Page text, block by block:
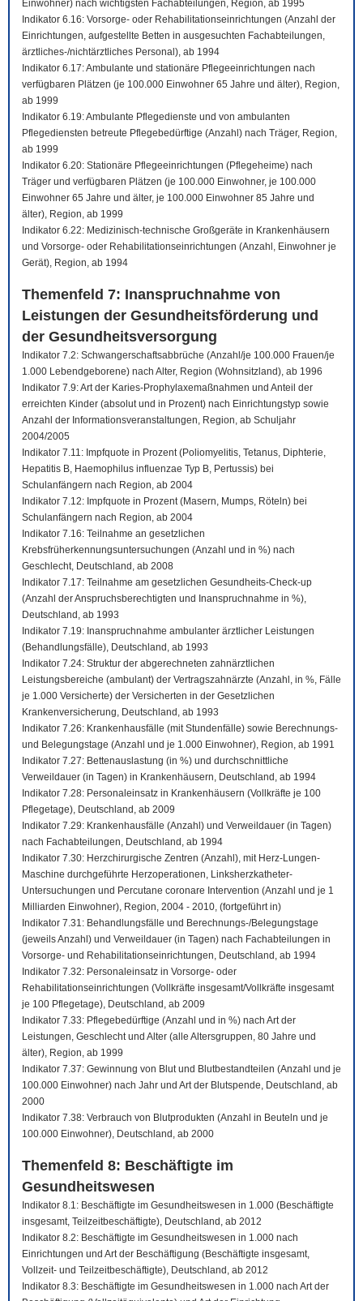
Einwohner) nach wichtigsten Fachabteilungen, Region, ab 1995
Indikator 6.16: Vorsorge- oder Rehabilitationseinrichtungen (Anzahl der
Einrichtungen, aufgestellte Betten in ausgesuchten Fachabteilungen,
ärztliches-/nichtärztliches Personal), ab 1994
Indikator 6.17: Ambulante und stationäre Pflegeeinrichtungen nach
verfügbaren Plätzen (je 100.000 Einwohner 65 Jahre und älter), Region,
ab 1999
Indikator 6.19: Ambulante Pflegedienste und von ambulanten
Pflegediensten betreute Pflegebedürftige (Anzahl) nach Träger, Region,
ab 1999
Indikator 6.20: Stationäre Pflegeeinrichtungen (Pflegeheime) nach
Träger und verfügbaren Plätzen (je 100.000 Einwohner, je 100.000
Einwohner 65 Jahre und älter, je 100.000 Einwohner 85 Jahre und
älter), Region, ab 1999
Indikator 6.22: Medizinisch-technische Großgeräte in Krankenhäusern
und Vorsorge- oder Rehabilitationseinrichtungen (Anzahl, Einwohner je
Gerät), Region, ab 1994
Themenfeld 7: Inanspruchnahme von
Leistungen der Gesundheitsförderung und
der Gesundheitsversorgung
Indikator 7.2: Schwangerschaftsabbrüche (Anzahl/je 100.000 Frauen/je
1.000 Lebendgeborene) nach Alter, Region (Wohnsitzland), ab 1996
Indikator 7.9: Art der Karies-Prophylaxemaßnahmen und Anteil der
erreichten Kinder (absolut und in Prozent) nach Einrichtungstyp sowie
Anzahl der Informationsveranstaltungen, Region, ab Schuljahr
2004/2005
Indikator 7.11: Impfquote in Prozent (Poliomyelitis, Tetanus, Diphterie,
Hepatitis B, Haemophilus influenzae Typ B, Pertussis) bei
Schulanfängern nach Region, ab 2004
Indikator 7.12: Impfquote in Prozent (Masern, Mumps, Röteln) bei
Schulanfängern nach Region, ab 2004
Indikator 7.16: Teilnahme an gesetzlichen
Krebsfrüherkennungsuntersuchungen (Anzahl und in %) nach
Geschlecht, Deutschland, ab 2008
Indikator 7.17: Teilnahme am gesetzlichen Gesundheits-Check-up
(Anzahl der Anspruchsberechtigten und Inanspruchnahme in %),
Deutschland, ab 1993
Indikator 7.19: Inanspruchnahme ambulanter ärztlicher Leistungen
(Behandlungsfälle), Deutschland, ab 1993
Indikator 7.24: Struktur der abgerechneten zahnärztlichen
Leistungsbereiche (ambulant) der Vertragszahnärzte (Anzahl, in %, Fälle
je 1.000 Versicherte) der Versicherten in der Gesetzlichen
Krankenversicherung, Deutschland, ab 1993
Indikator 7.26: Krankenhausfälle (mit Stundenfälle) sowie Berechnungs-
und Belegungstage (Anzahl und je 1.000 Einwohner), Region, ab 1991
Indikator 7.27: Bettenauslastung (in %) und durchschnittliche
Verweildauer (in Tagen) in Krankenhäusern, Deutschland, ab 1994
Indikator 7.28: Personaleinsatz in Krankenhäusern (Vollkräfte je 100
Pflegetage), Deutschland, ab 2009
Indikator 7.29: Krankenhausfälle (Anzahl) und Verweildauer (in Tagen)
nach Fachabteilungen, Deutschland, ab 1994
Indikator 7.30: Herzchirurgische Zentren (Anzahl), mit Herz-Lungen-
Maschine durchgeführte Herzoperationen, Linksherzkatheter-
Untersuchungen und Percutane coronare Intervention (Anzahl und je 1
Milliarden Einwohner), Region, 2004 - 2010, (fortgeführt in)
Indikator 7.31: Behandlungsfälle und Berechnungs-/Belegungstage
(jeweils Anzahl) und Verweildauer (in Tagen) nach Fachabteilungen in
Vorsorge- und Rehabilitationseinrichtungen, Deutschland, ab 1994
Indikator 7.32: Personaleinsatz in Vorsorge- oder
Rehabilitationseinrichtungen (Vollkräfte insgesamt/Vollkräfte insgesamt
je 100 Pflegetage), Deutschland, ab 2009
Indikator 7.33: Pflegebedürftige (Anzahl und in %) nach Art der
Leistungen, Geschlecht und Alter (alle Altersgruppen, 80 Jahre und
älter), Region, ab 1999
Indikator 7.37: Gewinnung von Blut und Blutbestandteilen (Anzahl und je
100.000 Einwohner) nach Jahr und Art der Blutspende, Deutschland, ab
2000
Indikator 7.38: Verbrauch von Blutprodukten (Anzahl in Beuteln und je
100.000 Einwohner), Deutschland, ab 2000
Themenfeld 8: Beschäftigte im
Gesundheitswesen
Indikator 8.1: Beschäftigte im Gesundheitswesen in 1.000 (Beschäftigte
insgesamt, Teilzeitbeschäftigte), Deutschland, ab 2012
Indikator 8.2: Beschäftigte im Gesundheitswesen in 1.000 nach
Einrichtungen und Art der Beschäftigung (Beschäftigte insgesamt,
Vollzeit- und Teilzeitbeschäftigte), Deutschland, ab 2012
Indikator 8.3: Beschäftigte im Gesundheitswesen in 1.000 nach Art der